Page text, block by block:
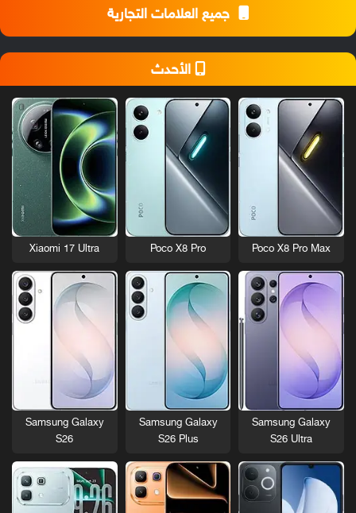
جميع العلامات التجارية
الأحدث
Poco X8 Pro Max
Poco X8 Pro
Xiaomi 17 Ultra
Samsung Galaxy
S26 Ultra
Samsung Galaxy
S26 Plus
Samsung Galaxy
S26